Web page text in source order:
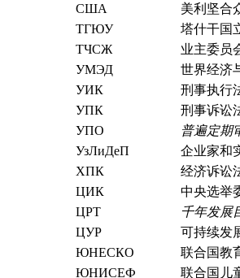
США
美利坚合
ТГЮУ
塔什干国
ТЧСЖ
业主委员
УМЭД
世界经济
УИК
刑事执行
УПК
刑事诉讼
УПО
普遍定期
УзЛиДеП
企业家和
ХПК
经济诉讼
ЦИК
中央选举
ЦРТ
千年发展
ЦУР
可持续发
ЮНЕСКО
联合国教
ЮНИСЕФ
联合国儿